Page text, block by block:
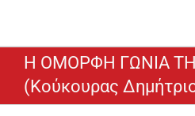
Η ΟΜΟΡΦΗ ΓΩΝΙΑ
(Κούκουρας